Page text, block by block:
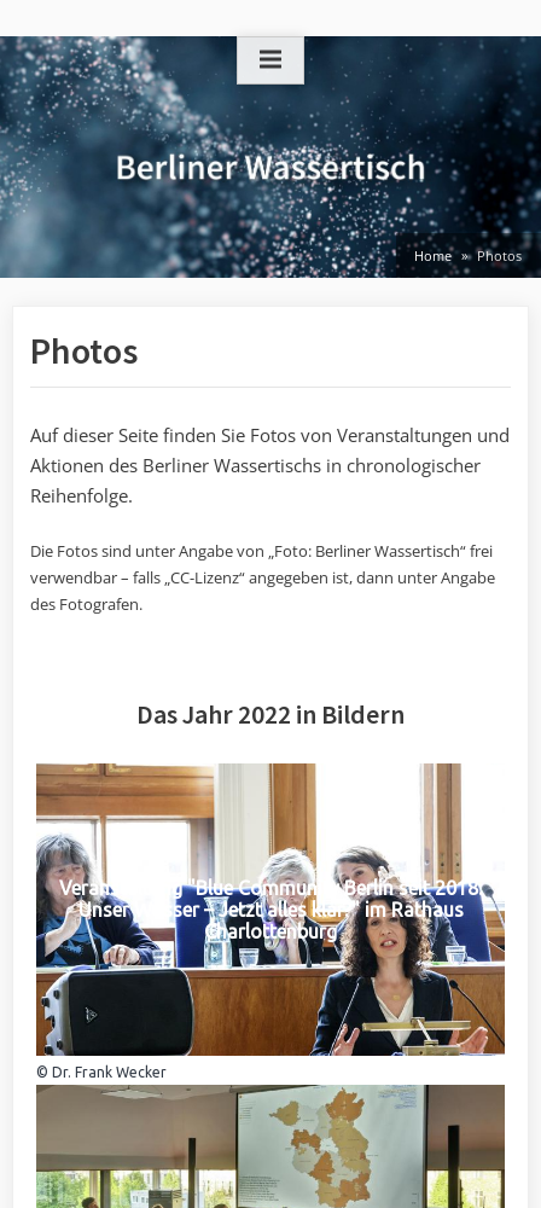
to
content
Home Photos
Photos
Auf dieser Seite finden Sie Fotos von Veranstaltungen und
Aktionen des Berliner Wassertischs in chronologischer
Reihenfolge.
Die Fotos sind unter Angabe von „Foto: Berliner Wassertisch“ frei
verwendbar – falls „CC-Lizenz“ angegeben ist, dann unter Angabe
des Fotografen.
Das Jahr 2022 in Bildern
Veranstaltung "Blue Community Berlin seit 2018:
Unser Wasser – Jetzt alles klar?" im Rathaus
Charlottenburg
© Dr. Frank Wecker